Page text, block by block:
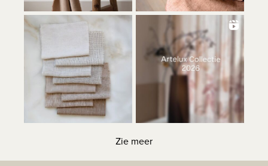
Zie meer